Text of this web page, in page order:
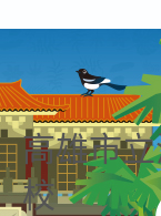
高雄市
校